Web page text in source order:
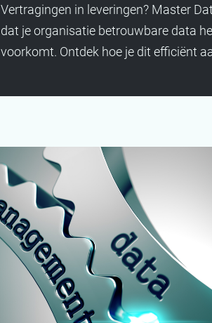
Vertragingen in leveringen? Master
dat je organisatie betrouwbare data
voorkomt. Ontdek hoe je dit efficiënt